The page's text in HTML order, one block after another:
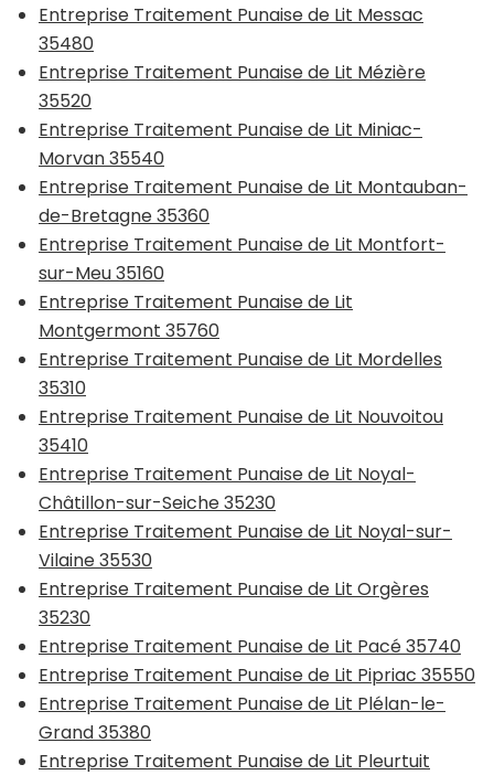
Entreprise Traitement Punaise de Lit Messac
35480
Entreprise Traitement Punaise de Lit Mézière
35520
Entreprise Traitement Punaise de Lit Miniac-
Morvan 35540
Entreprise Traitement Punaise de Lit Montauban-
de-Bretagne 35360
Entreprise Traitement Punaise de Lit Montfort-
sur-Meu 35160
Entreprise Traitement Punaise de Lit
Montgermont 35760
Entreprise Traitement Punaise de Lit Mordelles
35310
Entreprise Traitement Punaise de Lit Nouvoitou
35410
Entreprise Traitement Punaise de Lit Noyal-
Châtillon-sur-Seiche 35230
Entreprise Traitement Punaise de Lit Noyal-sur-
Vilaine 35530
Entreprise Traitement Punaise de Lit Orgères
35230
Entreprise Traitement Punaise de Lit Pacé 35740
Entreprise Traitement Punaise de Lit Pipriac 35550
Entreprise Traitement Punaise de Lit Plélan-le-
Grand 35380
Entreprise Traitement Punaise de Lit Pleurtuit